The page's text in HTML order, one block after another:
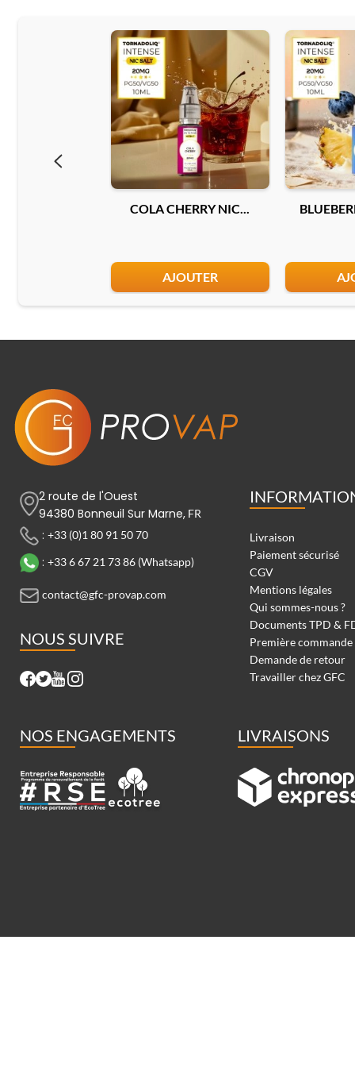
COLA CHERRY NIC...
AJOUTER
2 route de l'Ouest
94380 Bonneuil Sur Marne, FR
: +33 (0)1 80 91 50 70
: +33 6 67 21 73 86 (Whatsapp)
contact@gfc-provap.com
NOUS SUIVRE
Livraison
Paiement sécurisé
CGV
Mentions légales
Qui sommes-nous ?
Documents TPD &
Première commande
Demande de retour
Travailler chez GFC
NOS ENGAGEMENTS LIVRAISONS